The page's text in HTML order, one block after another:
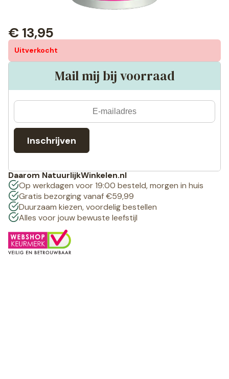
Uitverkocht
€ 13,95
Mail mij bij voorraad
Inschrijven
Daarom NatuurlijkWinkelen.nl
Op werkdagen voor 19:00 besteld, morgen in huis
Gratis bezorging vanaf €59,99
Duurzaam kiezen, voordelig bestellen
Alles voor jouw bewuste leefstijl